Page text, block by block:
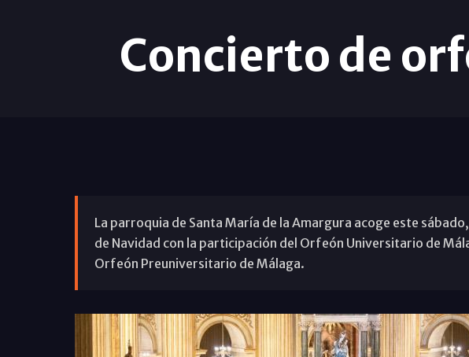
Concierto de
La parroquia de Santa María de la Amargura acoge este
de Navidad con la participación del Orfeón Universitario de
Orfeón Preuniversitario de Málaga.